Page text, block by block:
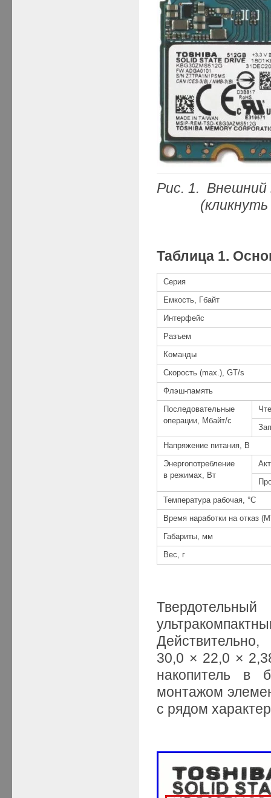
Рис. 1. Внешний
(кликнуть
Таблица 1.
Серия
Емкость, Гбайт
Интерфейс
Разъем
Команды
Скорость (max.), GT/s
Флэш-память
Последовательные
операции, Мбайт/с
Напряжение питания, В
Энергопотребление
в режимах, Вт
Температура рабочая, °C
Время наработки на отказ
Габариты, мм
Вес, г
30,0 × 22,0 ×
накопитель в
монтажом
с рядом